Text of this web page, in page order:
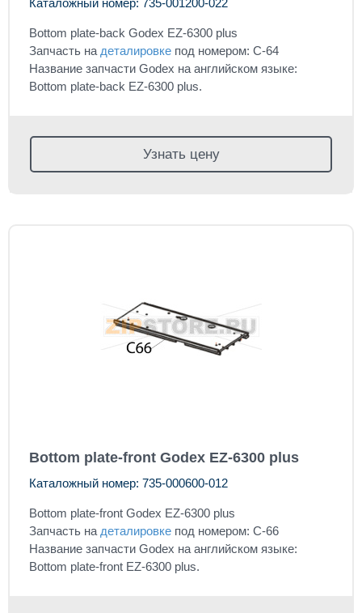
Каталожный номер: 735-001200-022
Bottom plate-back Godex EZ-6300 plus
Запчасть на деталировке под номером: C-64
Название запчасти Godex на английском языке:
Bottom plate-back EZ-6300 plus.
Узнать цену
Bottom plate-front Godex EZ-6300 plus
Каталожный номер: 735-000600-012
Bottom plate-front Godex EZ-6300 plus
Запчасть на деталировке под номером: C-66
Название запчасти Godex на английском языке:
Bottom plate-front EZ-6300 plus.